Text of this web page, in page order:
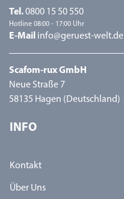
Tel.0800 15 50 550
Hotline 08:00 - 17:00 Uhr
E-Mail info@geruest-welt.de
Scafom-rux GmbH
Neue Straße 7
58135 Hagen (Deutschland)
INFO
Kontakt
Über Uns